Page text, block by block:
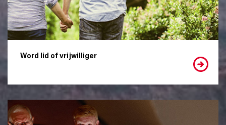
Word lid of vrijwilliger